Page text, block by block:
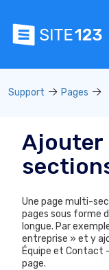
Support Pages
Ajouter
Une page multi-
pages sous forme
longue. Par
entreprise » et y
Équipe et Contact
page.